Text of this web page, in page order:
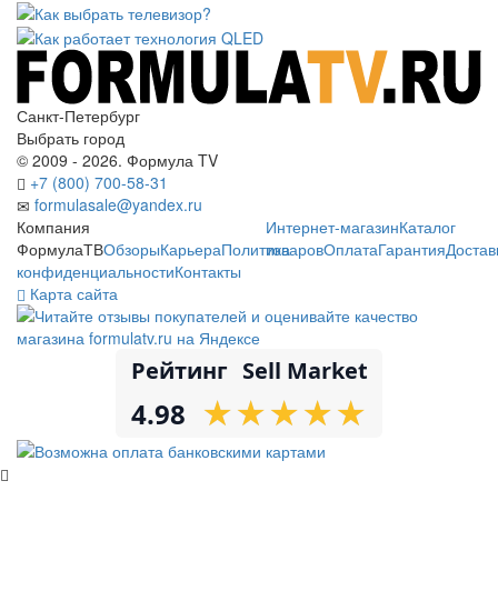
Санкт-Петербург
Выбрать город
© 2009 - 2026. Формула TV
+7 (800) 700-58-31
formulasale@yandex.ru
Компания
ФормулаТВОбзорыКарьераПолитика
конфиденциальностиКонтакты
Интернет-магазинКаталог
товаровОплатаГарантия
Карта сайта
Рейтинг Sell Market
4.98 ★
★★
★★
★★
★★
★